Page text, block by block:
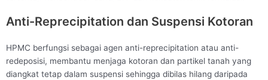
Anti-Reprecipitation dan Suspensi Kotoran
HPMC berfungsi sebagai agen anti-reprecipitation atau anti-
redeposisi, membantu menjaga kotoran dan partikel tanah yang
diangkat tetap dalam suspensi sehingga dibilas hilang daripada